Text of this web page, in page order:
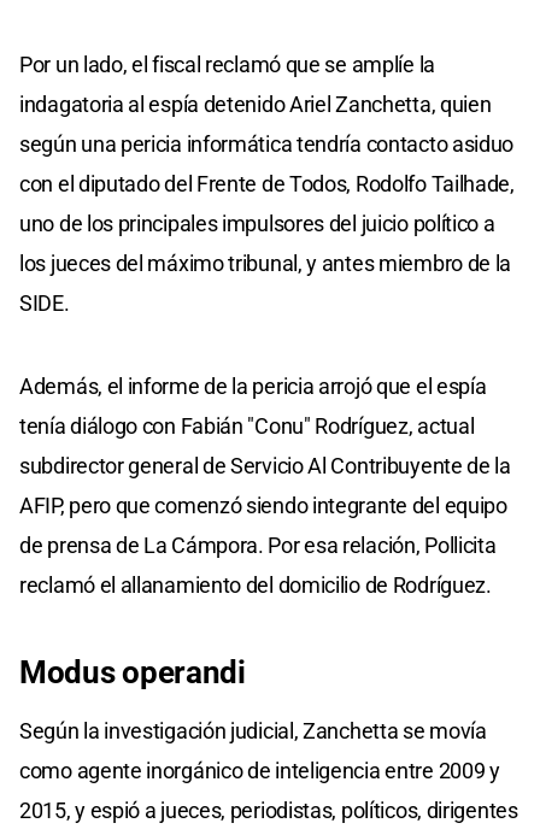
Por un lado, el fiscal reclamó que se amplíe la
indagatoria al espía detenido Ariel Zanchetta, quien
según una pericia informática tendría contacto asiduo
con el diputado del Frente de Todos, Rodolfo Tailhade,
uno de los principales impulsores del juicio político a
los jueces del máximo tribunal, y antes miembro de la
SIDE.
Además, el informe de la pericia arrojó que el espía
tenía diálogo con Fabián "Conu" Rodríguez, actual
subdirector general de Servicio Al Contribuyente de la
AFIP, pero que comenzó siendo integrante del equipo
de prensa de La Cámpora. Por esa relación, Pollicita
reclamó el allanamiento del domicilio de Rodríguez.
Modus operandi
Según la investigación judicial, Zanchetta se movía
como agente inorgánico de inteligencia entre 2009 y
2015, y espió a jueces, periodistas, políticos, dirigentes